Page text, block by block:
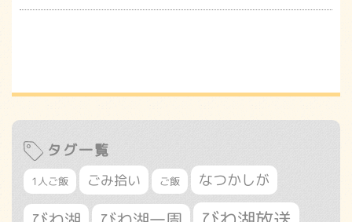
タグ一覧
1人ご飯 ごみ拾い ご飯 なつかしが